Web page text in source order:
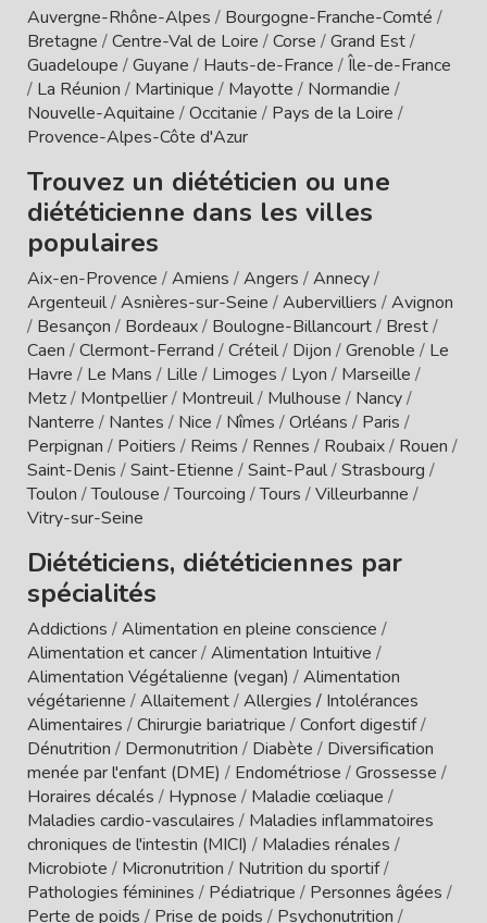
Auvergne-Rhône-Alpes / Bourgogne-Franche-Comté /
Bretagne /Centre-Val de Loire /Corse /Grand Est/
Guadeloupe /Guyane / Hauts-de-France /Île-de-France
/ La Réunion / Martinique / Mayotte / Normandie /
Nouvelle-Aquitaine /Occitanie / Pays de la Loire /
Provence-Alpes-Côte d'Azur
Trouvez un diététicien ou une
diététicienne dans les villes
populaires
Aix-en-Provence /Amiens /Angers /Annecy/
Argenteuil/Asnières-sur-Seine /Aubervilliers /Avignon
/ Besançon / Bordeaux/ Boulogne-Billancourt/ Brest/
Caen /Clermont-Ferrand /Créteil/ Dijon /Grenoble / Le
Havre / Le Mans / Lille / Limoges / Lyon / Marseille /
Metz/ Montpellier/ Montreuil/ Mulhouse / Nancy/
Nanterre / Nantes / Nice / Nîmes /Orléans / Paris /
Perpignan / Poitiers / Reims / Rennes / Roubaix/ Rouen /
Saint-Denis /Saint-Etienne /Saint-Paul/Strasbourg /
Toulon /Toulouse /Tourcoing /Tours /Villeurbanne /
Vitry-sur-Seine
Diététiciens, diététiciennes par
spécialités
Addictions /Alimentation en pleine conscience /
Alimentation et cancer/Alimentation Intuitive /
Alimentation Végétalienne (vegan) /Alimentation
végétarienne /Allaitement/Allergies / Intolérances
Alimentaires /Chirurgie bariatrique /Confort digestif/
Dénutrition / Dermonutrition / Diabète / Diversification
menée par l'enfant (DME) / Endométriose /Grossesse /
Horaires décalés / Hypnose / Maladie cœliaque /
Maladies cardio-vasculaires / Maladies inflammatoires
chroniques de l'intestin (MICI) / Maladies rénales /
Microbiote / Micronutrition / Nutrition du sportif/
Pathologies féminines / Pédiatrique / Personnes âgées /
Perte de poids / Prise de poids / Psychonutrition /